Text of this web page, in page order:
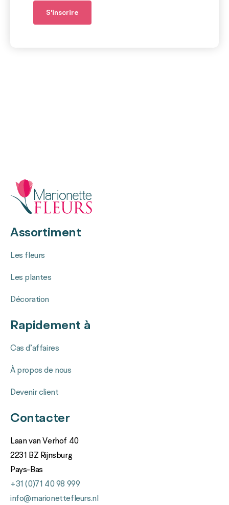
S'inscrire
Assortiment
Les fleurs
Les plantes
Décoration
Rapidement à
Cas d’affaires
À propos de nous
Devenir client
Contacter
Laan van Verhof 40
2231 BZ Rijnsburg
Pays-Bas
+31 (0)71 40 98 999
info@marionettefleurs.nl